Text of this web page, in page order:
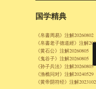
国学精典
《帛書周易》注解20260802
《帛書老子德道經》注解
《黄石公》注解20260805
《鬼谷子》注解20260805
《孙子兵法》注解20260805
《渔樵问对》注解20240529
《黄帝阴符经》注解